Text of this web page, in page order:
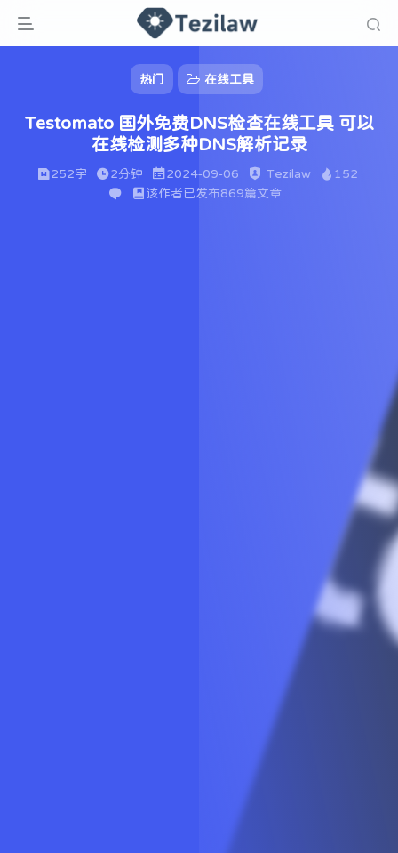
热门 在线工具
Testomato 国外免费DNS检查在线工具 可以
在线检测多种DNS解析记录
252字 2分钟 2024-09-06 Tezilaw
152
该作者已发布869篇文章